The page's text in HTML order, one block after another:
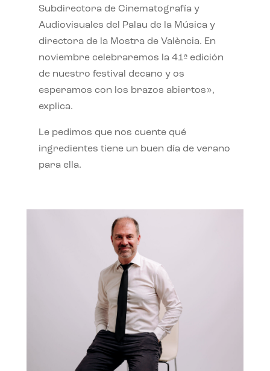
Subdirectora de Cinematografía y
Audiovisuales del Palau de la Música y
directora de la Mostra de València. En
noviembre celebraremos la 41ª edición
de nuestro festival decano y os
esperamos con los brazos abiertos»,
explica.
Le pedimos que nos cuente qué
ingredientes tiene un buen día de verano
para ella.